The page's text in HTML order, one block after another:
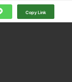
Copy Link